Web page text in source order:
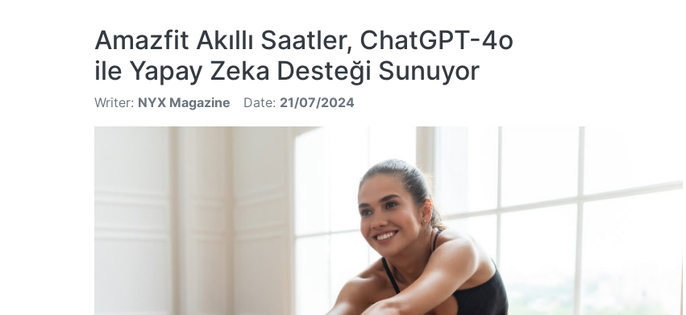
Amazfit Akıllı Saatler, ChatGPT-4o
ile Yapay Zeka Desteği Sunuyor
Writer: NYX Magazine Date: 21/07/2024